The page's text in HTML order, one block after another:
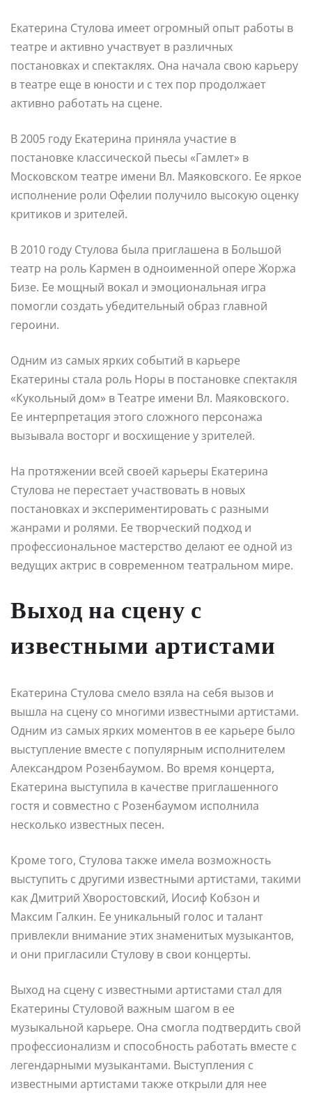
Екатерина Стулова имеет огромный опыт работы в
театре и активно участвует в различных
постановках и спектаклях. Она начала свою карьеру
в театре еще в юности и с тех пор продолжает
активно работать на сцене.
В 2005 году Екатерина приняла участие в
постановке классической пьесы «Гамлет» в
Московском театре имени Вл. Маяковского. Ее яркое
исполнение роли Офелии получило высокую оценку
критиков и зрителей.
В 2010 году Стулова была приглашена в Большой
театр на роль Кармен в одноименной опере Жоржа
Бизе. Ее мощный вокал и эмоциональная игра
помогли создать убедительный образ главной
героини.
Одним из самых ярких событий в карьере
Екатерины стала роль Норы в постановке спектакля
«Кукольный дом» в Театре имени Вл. Маяковского.
Ее интерпретация этого сложного персонажа
вызывала восторг и восхищение у зрителей.
На протяжении всей своей карьеры Екатерина
Стулова не перестает участвовать в новых
постановках и экспериментировать с разными
жанрами и ролями. Ее творческий подход и
профессиональное мастерство делают ее одной из
ведущих актрис в современном театральном мире.
Выход на сцену с
известными артистами
Екатерина Стулова смело взяла на себя вызов и
вышла на сцену со многими известными артистами.
Одним из самых ярких моментов в ее карьере было
выступление вместе с популярным исполнителем
Александром Розенбаумом. Во время концерта,
Екатерина выступила в качестве приглашенного
гостя и совместно с Розенбаумом исполнила
несколько известных песен.
Кроме того, Стулова также имела возможность
выступить с другими известными артистами, такими
как Дмитрий Хворостовский, Иосиф Кобзон и
Максим Галкин. Ее уникальный голос и талант
привлекли внимание этих знаменитых музыкантов,
и они пригласили Стулову в свои концерты.
Выход на сцену с известными артистами стал для
Екатерины Стуловой важным шагом в ее
музыкальной карьере. Она смогла подтвердить свой
профессионализм и способность работать вместе с
легендарными музыкантами. Выступления с
известными артистами также открыли для нее